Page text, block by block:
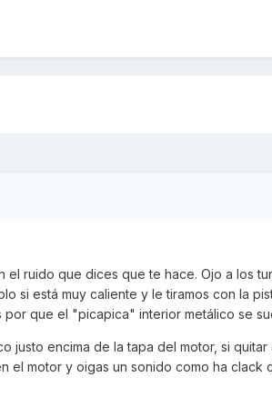
el ruido que dices que te hace. Ojo a los
si está muy caliente y le tiramos con la
que el "picapica" interior metálico se
justo encima de la tapa del motor, si
el motor y oigas un sonido como ha clack